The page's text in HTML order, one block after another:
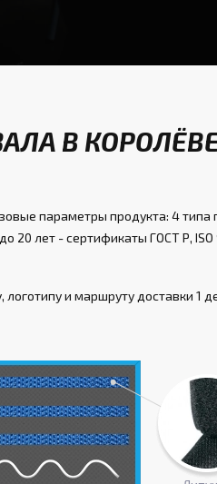
В
параметры продукта: 4 типа
20 лет - сертификаты ГОСТ Р, ISO
и маршруту доставки 1